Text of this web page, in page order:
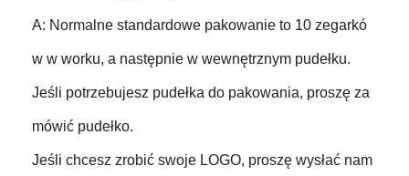
A: Normalne standardowe pakowanie to 10 zegarkó
w w worku, a następnie w wewnętrznym pudełku.
Jeśli potrzebujesz pudełka do pakowania, proszę za
mówić pudełko.
Jeśli chcesz zrobić swoje LOGO, proszę wysłać nam